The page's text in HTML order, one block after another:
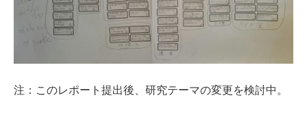
注：このレポート提出後、研究テーマの変更を検討中。